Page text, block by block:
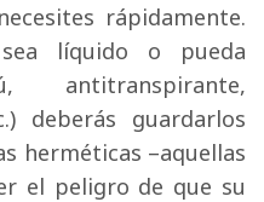
rápidamente.
líquido o pueda
antitranspirante,
deberás guardarlos
herméticas –aquellas
el peligro de que su